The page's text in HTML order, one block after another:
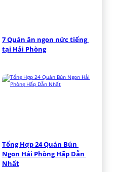
7 Quán ăn ngon nức tiếng
tại Hải Phòng
Tổng Hợp 24 Quán Bún
Ngon Hải Phòng Hấp Dẫn
Nhất